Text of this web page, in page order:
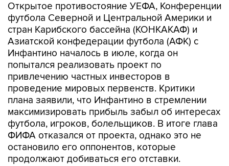
Открытое противостояние УЕФА, Конференции
футбола Северной и Центральной Америки и
стран Карибского бассейна (КОНКАКАФ) и
Азиатской конфедерации футбола (АФК) с
Инфантино началось в июле, когда он
попытался реализовать проект по
привлечению частных инвесторов в
проведение мировых первенств. Критики
плана заявили, что Инфантино в стремлении
максимизировать прибыль забыл об интересах
футбола, игроков, болельщиков. В итоге глава
ФИФА отказался от проекта, однако это не
остановило его оппонентов, которые
продолжают добиваться его отставки.